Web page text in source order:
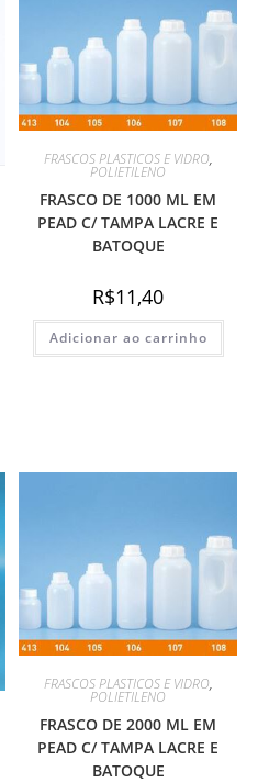
FRASCOS PLASTICOS E VIDRO,
POLIETILENO
FRASCO DE 1000 ML EM
PEAD C/ TAMPA LACRE E
BATOQUE
R$11,40
Adicionar ao carrinho
FRASCOS PLASTICOS E VIDRO,
POLIETILENO
FRASCO DE 2000 ML EM
PEAD C/ TAMPA LACRE E
BATOQUE